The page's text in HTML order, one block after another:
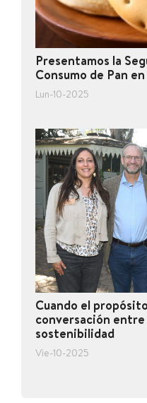
Presentamos la
Consumo de Pan
Lun-10-2025
Cuando el
conversación
sostenibilidad
Vie-10-2025